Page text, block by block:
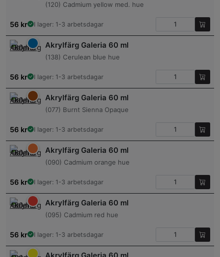
(120) Cadmium yellow med. hue
56 kr I lager: 1-3 arbetsdagar
Akrylfärg Galeria 60 ml
(138) Cerulean blue hue
56 kr I lager: 1-3 arbetsdagar
Akrylfärg Galeria 60 ml
(077) Burnt Sienna Opaque
56 kr I lager: 1-3 arbetsdagar
Akrylfärg Galeria 60 ml
(090) Cadmium orange hue
56 kr I lager: 1-3 arbetsdagar
Akrylfärg Galeria 60 ml
(095) Cadmium red hue
56 kr I lager: 1-3 arbetsdagar